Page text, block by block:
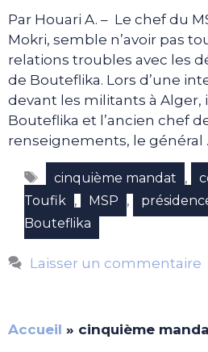
Par Houari A. – Le chef du
Mokri, semble n’avoir pas
relations troubles avec les
de Bouteflika. Lors d’une
devant les militants à Alger,
Bouteflika et l’ancien chef
renseignements, le général
Étiquettes
cinquième mandat ,
Toufik , MSP ,
Bouteflika
Laisser un commentaire
Accueil » cinquième